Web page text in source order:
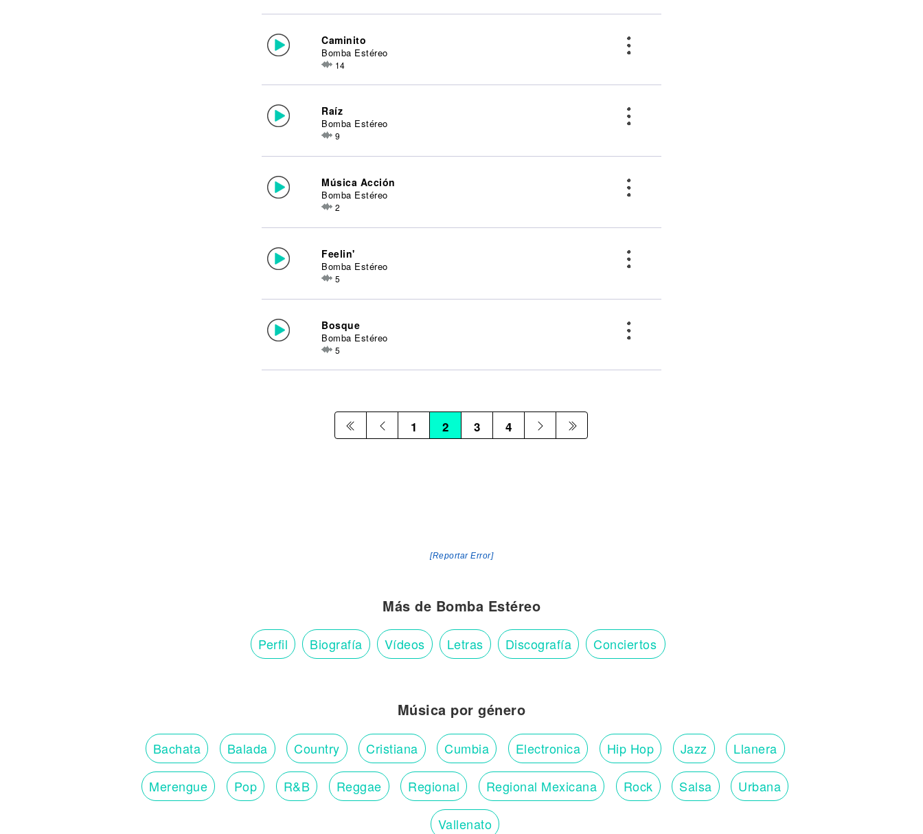
Caminito
Bomba Estéreo
14
Raíz
Bomba Estéreo
9
Música Acción
Bomba Estéreo
2
Feelin'
Bomba Estéreo
5
Bosque
Bomba Estéreo
5
1 2 3 4
[Reportar Error]
Más de Bomba Estéreo
Perfil Biografía Vídeos Letras Discografía Conciertos
Música por género
Bachata Balada Country Cristiana Cumbia Electronica Hip Hop Jazz Llanera
Merengue Pop R&B Reggae Regional Regional Mexicana Rock Salsa Urbana
Vallenato